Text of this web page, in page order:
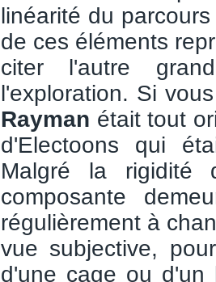
linéarité du
de ces éléments
citer l'autre
l'exploration. Si
Rayman était tout
d'Electoons qui
Malgré la
composante
régulièrement à
vue subjective,
d'une cage ou d'un